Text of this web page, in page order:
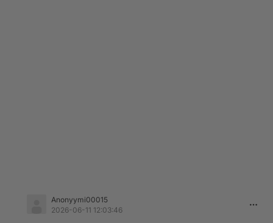
Anonyymi00015
2026-06-11 12:03:46